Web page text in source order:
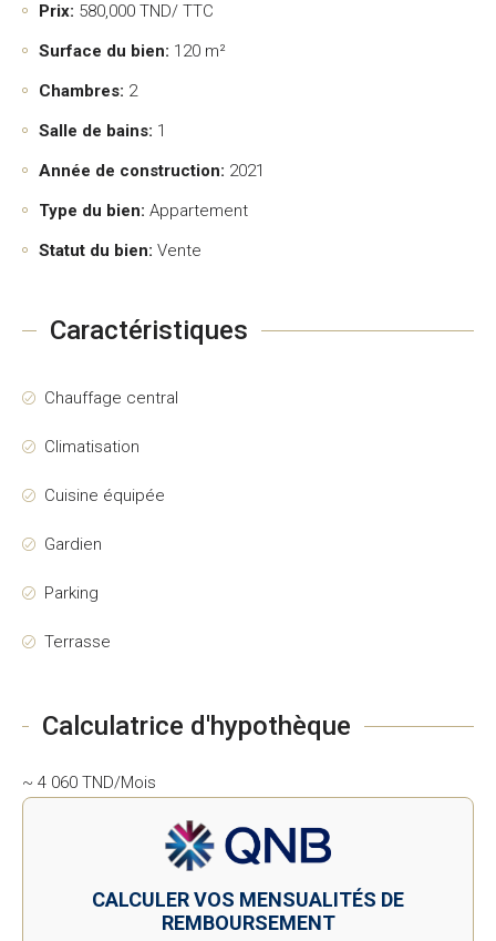
Prix: 580,000 TND/ TTC
Surface du bien: 120 m²
Chambres: 2
Salle de bains: 1
Année de construction: 2021
Type du bien: Appartement
Statut du bien: Vente
Caractéristiques
Chauffage central
Climatisation
Cuisine équipée
Gardien
Parking
Terrasse
Calculatrice d'hypothèque
~ 4 060 TND/Mois
CALCULER VOS MENSUALITÉS DE
REMBOURSEMENT